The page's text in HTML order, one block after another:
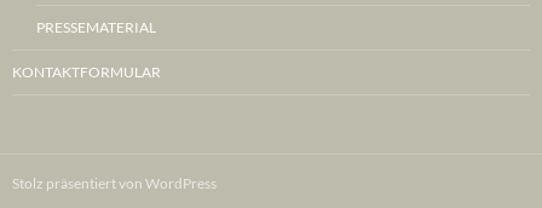
PRESSEMATERIAL
KONTAKTFORMULAR
Stolz präsentiert von WordPress